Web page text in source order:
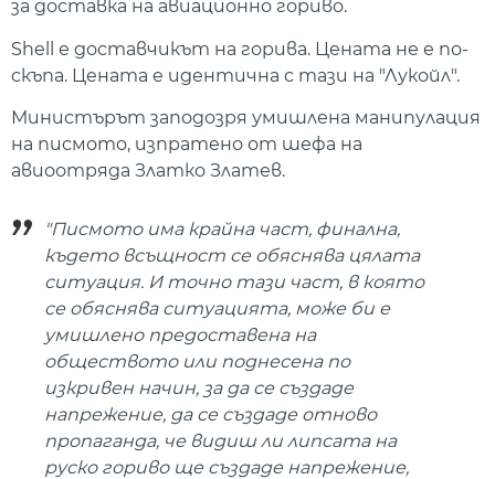
за доставка на авиационно гориво.
Shell е доставчикът на горива. Цената не е по-
скъпа. Цената е идентична с тази на "Лукойл".
Министърът заподозря умишлена манипулация
на писмото, изпратено от шефа на
авиоотряда Златко Златев.
"Писмото има крайна част, финална,
където всъщност се обяснява цялата
ситуация. И точно тази част, в която
се обяснява ситуацията, може би е
умишлено предоставена на
обществото или поднесена по
изкривен начин, за да се създаде
напрежение, да се създаде отново
пропаганда, че видиш ли липсата на
руско гориво ще създаде напрежение,